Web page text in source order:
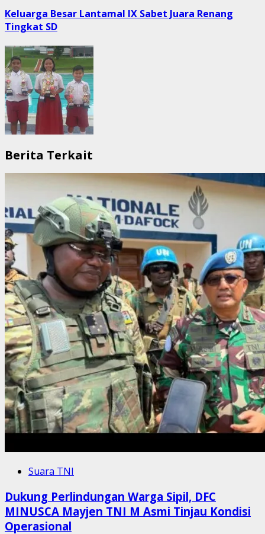
Keluarga Besar Lantamal IX Sabet Juara Renang
Tingkat SD
Berita Terkait
Suara TNI
Dukung Perlindungan Warga Sipil, DFC
MINUSCA Mayjen TNI M Asmi Tinjau Kondisi
Operasional